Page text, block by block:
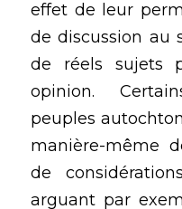
effet de leur
de discussion au
de réels sujets
opinion.
peuples
manière-même
de
arguant par